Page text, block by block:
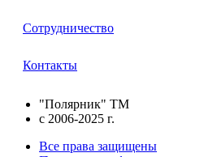
Сотрудничество
Контакты
"Полярник" TM
c 2006-2025 г.
Все права защищены